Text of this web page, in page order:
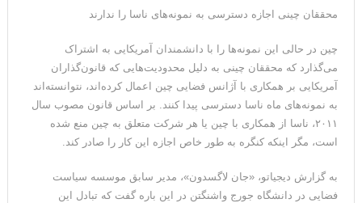
محققان چینی اجازه دسترسی به نمونه‌های ناسا را ندارند
چین در حالی این نمونه‌ها را با دانشمندان آمریکایی به اشتراک
می‌گذارد که محققان چینی به دلیل محدودیت‌هایی که قانون‌گذاران
آمریکایی بر همکاری با آژانس فضایی چین اعمال کرده‌اند، نتوانسته‌اند
به نمونه‌های ماه ناسا دسترسی پیدا کنند. بر اساس قانون مصوب سال
۲۰۱۱، ناسا از همکاری با چین یا هر شرکت متعلق به چین منع شده
است، مگر اینکه کنگره به طور خاص اجازه این کار را صادر کند.
به گزارش دیجیاتو، «جان لاگسدون»، مدیر سابق موسسه سیاست
فضایی در دانشگاه جورج واشنگتن در این باره گفت که تبادل این